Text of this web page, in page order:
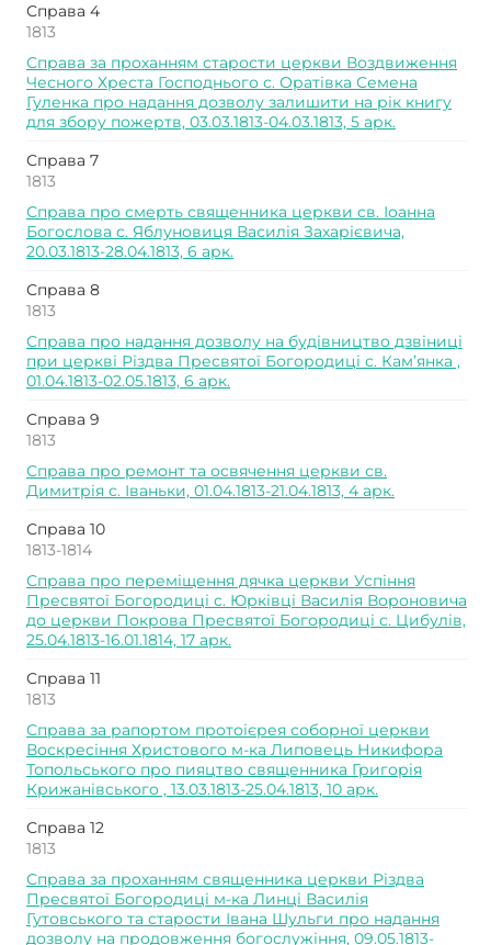
Справа 4
1813
Справа за проханням старости церкви Воздвиження
Чесного Хреста Господнього с. Оратівка Семена
Гуленка про надання дозволу залишити на рік книгу
для збору пожертв, 03.03.1813-04.03.1813, 5 арк.
Справа 7
1813
Справа про смерть священника церкви св. Іоанна
Богослова с. Яблуновиця Василія Захарієвича,
20.03.1813-28.04.1813, 6 арк.
Справа 8
1813
Справа про надання дозволу на будівництво дзвіниці
при церкві Різдва Пресвятої Богородиці с. Кам’янка ,
01.04.1813-02.05.1813, 6 арк.
Справа 9
1813
Справа про ремонт та освячення церкви св.
Димитрія с. Іваньки, 01.04.1813-21.04.1813, 4 арк.
Справа 10
1813-1814
Справа про переміщення дячка церкви Успіння
Пресвятої Богородиці с. Юрківці Василія Вороновича
до церкви Покрова Пресвятої Богородиці с. Цибулів,
25.04.1813-16.01.1814, 17 арк.
Справа 11
1813
Справа за рапортом протоієрея соборної церкви
Воскресіння Христового м-ка Липовець Никифора
Топольського про пияцтво священника Григорія
Крижанівського , 13.03.1813-25.04.1813, 10 арк.
Справа 12
1813
Справа за проханням священника церкви Різдва
Пресвятої Богородиці м-ка Линці Василія
Гутовського та старости Івана Шульги про надання
дозволу на продовження богослужіння, 09.05.1813-